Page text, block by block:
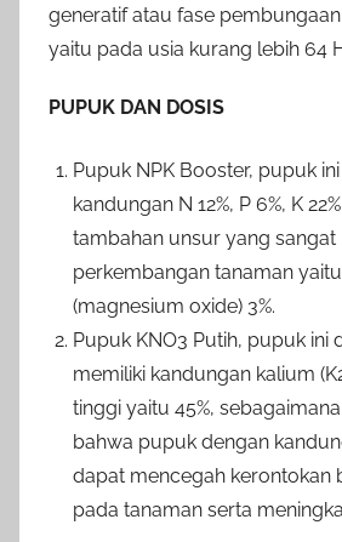
generatif atau fase
yaitu pada usia kurang lebih 64
PUPUK DAN DOSIS
Pupuk NPK Booster, pupuk
kandungan N 12%, P 6%, K
tambahan unsur yang sangat
perkembangan tanaman
(magnesium oxide) 3%.
Pupuk KNO3 Putih, pupuk ini
memiliki kandungan kalium
tinggi yaitu 45%,
bahwa pupuk dengan
dapat mencegah kerontokan
pada tanaman serta